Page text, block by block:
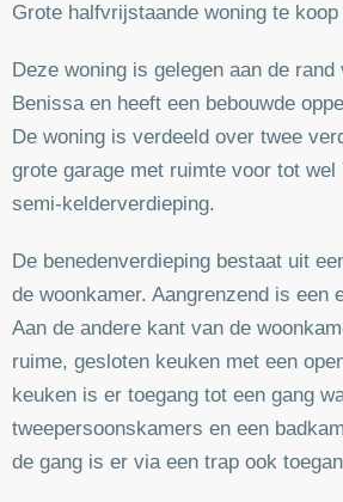
Grote halfvrijstaande woning te
Deze woning is gelegen aan de
Benissa en heeft een bebouwde
De woning is verdeeld over twee
grote garage met ruimte voor tot wel
semi-kelderverdieping.
De benedenverdieping bestaat uit
de woonkamer. Aangrenzend is een
Aan de andere kant van de
ruime, gesloten keuken met een
keuken is er toegang tot een gang
tweepersoonskamers en een
de gang is er via een trap ook